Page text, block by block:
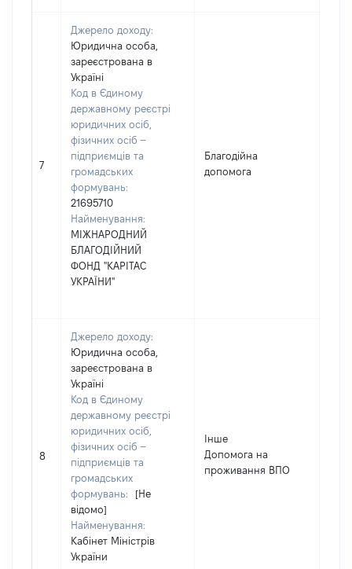
7
Джерело доходу:
Юридична особа,
зареєстрована в
Україні
Код в Єдиному
державному реєстрі
юридичних осіб,
фізичних осіб –
підприємців та
громадських
формувань:
21695710
Найменування:
МІЖНАРОДНИЙ
БЛАГОДІЙНИЙ
ФОНД "КАРІТАС
УКРАЇНИ"
Благодійна
допомога
8
Джерело доходу:
Юридична особа,
зареєстрована в
Україні
Код в Єдиному
державному реєстрі
юридичних осіб,
фізичних осіб –
підприємців та
громадських
формувань:
[Не
відомо]
Найменування:
Кабінет Міністрів
України
Інше
Допомога на
проживання ВПО